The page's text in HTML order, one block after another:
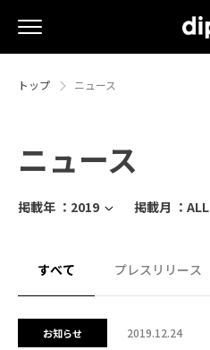
トップ ニュース
ニュース
掲載年 ： 2019 掲載月 ： ALL
すべて プレスリリース
お知らせ 2019.12.24